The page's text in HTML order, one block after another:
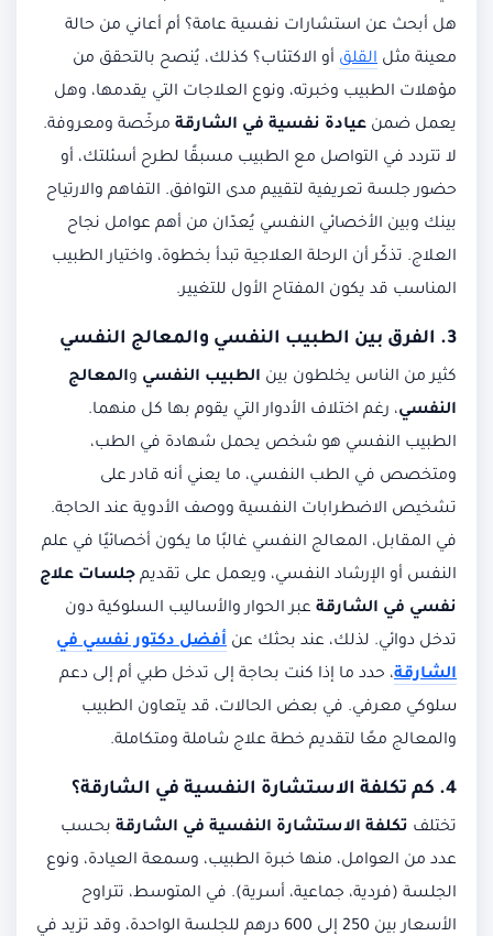
هل أبحث عن استشارات نفسية عامة؟ أم أعاني من حالة
معينة مثل القلق أو الاكتئاب؟ كذلك، يُنصح بالتحقق من
مؤهلات الطبيب وخبرته، ونوع العلاجات التي يقدمها، وهل
يعمل ضمن عيادة نفسية في الشارقة مرخّصة ومعروفة.
لا تتردد في التواصل مع الطبيب مسبقًا لطرح أسئلتك، أو
حضور جلسة تعريفية لتقييم مدى التوافق. التفاهم والارتياح
بينك وبين الأخصائي النفسي يُعدّان من أهم عوامل نجاح
العلاج. تذكّر أن الرحلة العلاجية تبدأ بخطوة، واختيار الطبيب
المناسب قد يكون المفتاح الأول للتغيير.
3. الفرق بين الطبيب النفسي والمعالج النفسي
كثير من الناس يخلطون بين الطبيب النفسي والمعالج
النفسي، رغم اختلاف الأدوار التي يقوم بها كل منهما.
الطبيب النفسي هو شخص يحمل شهادة في الطب،
ومتخصص في الطب النفسي، ما يعني أنه قادر على
تشخيص الاضطرابات النفسية ووصف الأدوية عند الحاجة.
في المقابل، المعالج النفسي غالبًا ما يكون أخصائيًا في علم
النفس أو الإرشاد النفسي، ويعمل على تقديم جلسات علاج
نفسي في الشارقة عبر الحوار والأساليب السلوكية دون
تدخل دوائي. لذلك، عند بحثك عن أفضل دكتور نفسي في
الشارقة، حدد ما إذا كنت بحاجة إلى تدخل طبي أم إلى دعم
سلوكي معرفي. في بعض الحالات، قد يتعاون الطبيب
والمعالج معًا لتقديم خطة علاج شاملة ومتكاملة.
4. كم تكلفة الاستشارة النفسية في الشارقة؟
تختلف تكلفة الاستشارة النفسية في الشارقة بحسب
عدد من العوامل، منها خبرة الطبيب، وسمعة العيادة، ونوع
الجلسة (فردية، جماعية، أسرية). في المتوسط، تتراوح
الأسعار بين 250 إلى 600 درهم للجلسة الواحدة، وقد تزيد في